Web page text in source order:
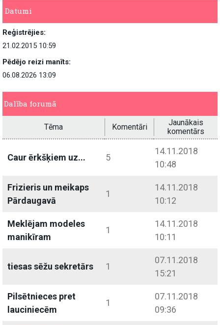
Datumi
Reģistrējies:
21.02.2015 10:59
Pēdējo reizi manīts:
06.08.2026 13:09
Dalība forumā
Tēma Komentāri
Jaunākais
komentārs
Caur ērkšķiem uz... 5
14.11.2018
10:48
Frizieris un meikaps
Pārdaugavā
1
14.11.2018
10:12
Meklējam modeles
manikīram
1
14.11.2018
10:11
tiesas sēžu sekretārs 1
07.11.2018
15:21
Pilsētnieces pret
lauciniecēm
1
07.11.2018
09:36